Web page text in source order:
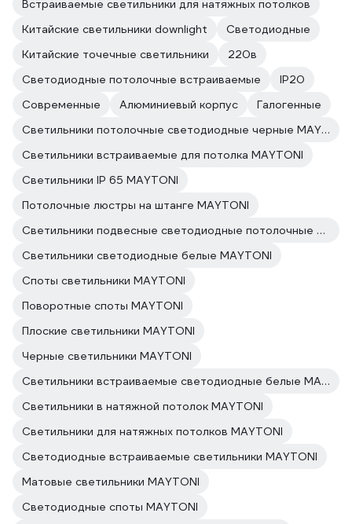
Встраиваемые светильники для натяжных потолков
Китайские светильники downlight
Светодиодные
Китайские точечные светильники
220в
Светодиодные потолочные встраиваемые
IP20
Современные
Алюминиевый корпус
Галогенные
Светильники потолочные светодиодные черные MAYTONI
Светильники встраиваемые для потолка MAYTONI
Светильники IP 65 MAYTONI
Потолочные люстры на штанге MAYTONI
Светильники подвесные светодиодные потолочные MAYTONI
Светильники светодиодные белые MAYTONI
Споты светильники MAYTONI
Поворотные споты MAYTONI
Плоские светильники MAYTONI
Черные светильники MAYTONI
Светильники встраиваемые светодиодные белые MAYTONI
Светильники в натяжной потолок MAYTONI
Светильники для натяжных потолков MAYTONI
Светодиодные встраиваемые светильники MAYTONI
Матовые светильники MAYTONI
Светодиодные споты MAYTONI